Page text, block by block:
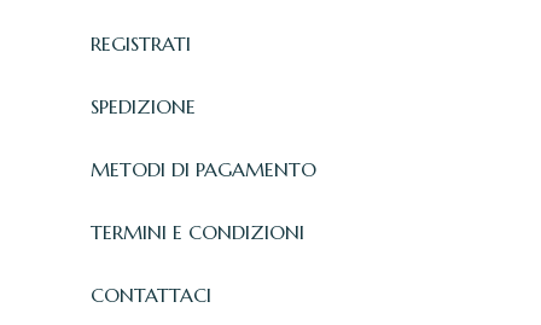
REGISTRATI
SPEDIZIONE
METODI DI PAGAMENTO
TERMINI E CONDIZIONI
CONTATTACI